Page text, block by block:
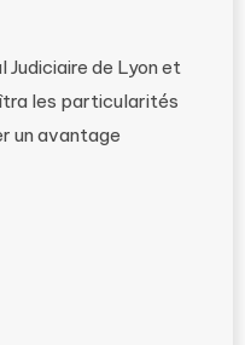
Judiciaire de Lyon et
les particularités
un avantage